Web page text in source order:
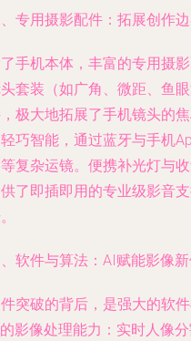
专用摄影配件：拓展创作
手机本体，丰富的专用摄
套装（如广角、微距、鱼
极大地拓展了手机镜头的
巧智能，通过蓝牙与手机
复杂运镜。便携补光灯与
了即插即用的专业级影音
软件与算法：AI赋能影像
突破的背后，是强大的软
影像处理能力：实时人像